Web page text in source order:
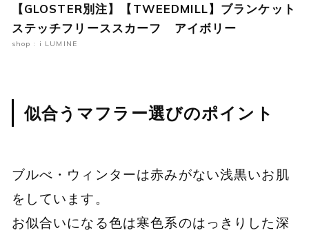
【GLOSTER別注】【TWEEDMILL】ブランケット
ステッチフリーススカーフ アイボリー
shop : i LUMINE
似合うマフラー選びのポイント
ブルべ・ウィンターは赤みがない浅黒いお肌
をしています。
お似合いになる色は寒色系のはっきりした深